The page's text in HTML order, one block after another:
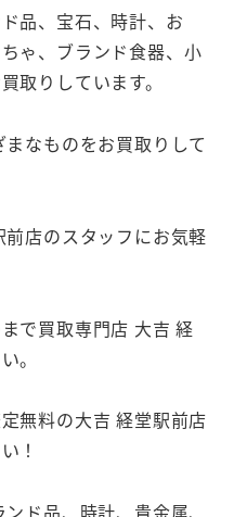
品、宝石、時計、お
ゃ、ブランド食器、小
取りしています。
なものをお買取りして
店のスタッフにお気軽
で買取専門店 大吉 経
。
無料の大吉 経堂駅前店
！